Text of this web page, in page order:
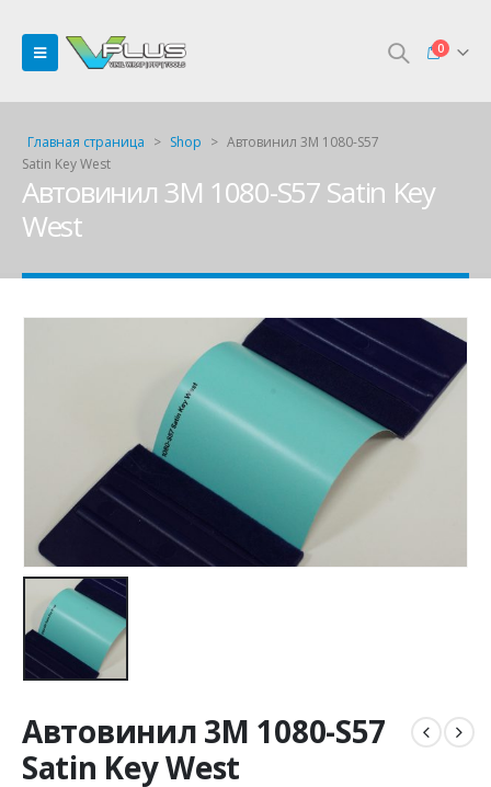
0
Главная страница > Shop > Автовинил 3M 1080-S57
Satin Key West
Автовинил 3M 1080-S57 Satin Key
West
Автовинил 3M 1080-S57
Satin Key West